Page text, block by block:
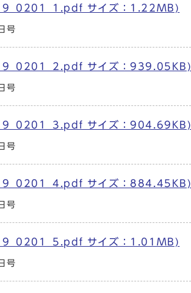
サイズ：1.22MB)
号
サイズ：939.05KB)
号
サイズ：904.69KB)
号
サイズ：884.45KB)
号
サイズ：1.01MB)
号